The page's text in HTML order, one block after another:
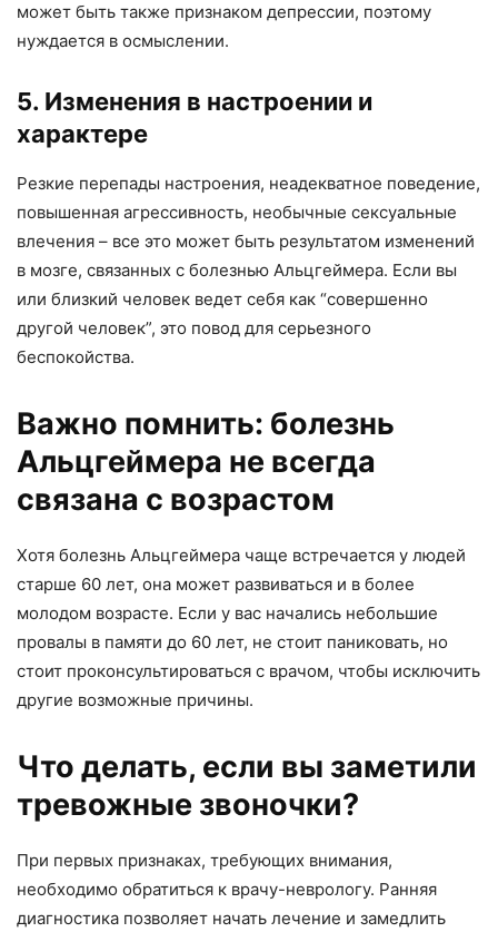
может быть также признаком депрессии, поэтому
нуждается в осмыслении.
5. Изменения в настроении и
характере
Резкие перепады настроения, неадекватное поведение,
повышенная агрессивность, необычные сексуальные
влечения – все это может быть результатом изменений
в мозге, связанных с болезнью Альцгеймера. Если вы
или близкий человек ведет себя как “совершенно
другой человек”, это повод для серьезного
беспокойства.
Важно помнить: болезнь
Альцгеймера не всегда
связана с возрастом
Хотя болезнь Альцгеймера чаще встречается у людей
старше 60 лет, она может развиваться и в более
молодом возрасте. Если у вас начались небольшие
провалы в памяти до 60 лет, не стоит паниковать, но
стоит проконсультироваться с врачом, чтобы исключить
другие возможные причины.
Что делать, если вы заметили
тревожные звоночки?
При первых признаках, требующих внимания,
необходимо обратиться к врачу-неврологу. Ранняя
диагностика позволяет начать лечение и замедлить